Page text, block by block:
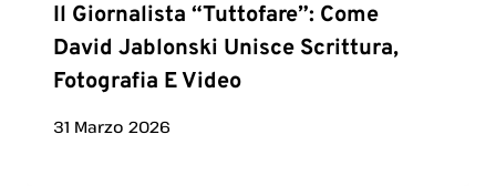
Il Giornalista “Tuttofare”: Come
David Jablonski Unisce Scrittura,
Fotografia E Video
31 Marzo 2026